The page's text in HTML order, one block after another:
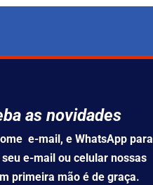
as novidades
e-mail, e WhatsApp para
e-mail ou celular nossas
primeira mão é de graça.